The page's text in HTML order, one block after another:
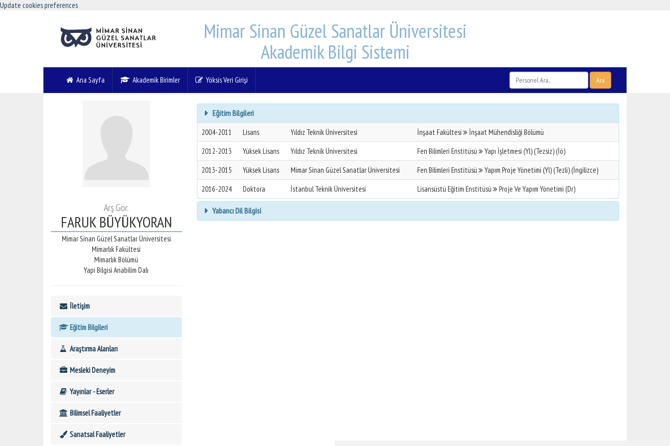
Update cookies preferences
Mimar Sinan Güzel Sanatlar Üniversitesi
Akademik Bilgi Sistemi
Ana Sayfa Akademik Birimler Yöksis Veri Girişi Ara
Arş.Gör.
FARUK BÜYÜKYORAN
Mimar Sinan Güzel Sanatlar Üniversitesi
Mimarlık Fakültesi
Mimarlık Bölümü
Yapı Bilgisi Anabilim Dalı
İletişim
Eğitim Bilgileri
Araştırma Alanları
Mesleki Deneyim
Yayınlar - Eserler
Bilimsel Faaliyetler
Sanatsal Faaliyetler
Eğitim Bilgileri
2004-2011 Lisans Yıldız Teknik Üniversitesi İnşaat Fakültesi
İnşaat Mühendisliği Bölümü
2012-2013
Yüksek Lisans Yıldız Teknik Üniversitesi Fen Bilimleri Enstitüsü
Yapı İşletmesi (Yl) (Tezsiz) (İö)
2013-2015
Yüksek Lisans Mimar Sinan Güzel Sanatlar Üniversitesi Fen Bilimleri Enstitüsü
Yapım Proje Yönetimi (Yl) (Tezli) (İngilizce)
2016-2024
Doktora İstanbul Teknik Üniversitesi Lisansüstü Eğitim Enstitüsü Proje Ve Yapım Yönetimi (Dr)
Yabancı Dil Bilgisi